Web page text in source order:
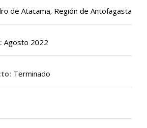
de Atacama, Región de Antofagasta
Agosto 2022
Terminado